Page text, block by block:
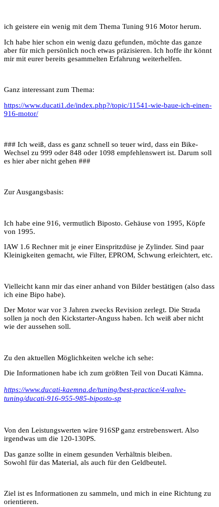
ich geistere ein wenig mit dem Thema Tuning 916 Motor herum.
Ich habe hier schon ein wenig dazu gefunden, möchte das ganze
aber für mich persönlich noch etwas präzisieren. Ich hoffe ihr könnt
mir mit eurer bereits gesammelten Erfahrung weiterhelfen.
Ganz interessant zum Thema:
https://www.ducati1.de/index.php?/topic/11541-wie-baue-ich-einen-
916-motor/
### Ich weiß, dass es ganz schnell so teuer wird, dass ein Bike-
Wechsel zu 999 oder 848 oder 1098 empfehlenswert ist. Darum soll
es hier aber nicht gehen ###
Zur Ausgangsbasis:
Ich habe eine 916, vermutlich Biposto. Gehäuse von 1995, Köpfe
von 1995.
IAW 1.6 Rechner mit je einer Einspritzdüse je Zylinder. Sind paar
Kleinigkeiten gemacht, wie Filter, EPROM, Schwung erleichtert, etc.
Vielleicht kann mir das einer anhand von Bilder bestätigen (also dass
ich eine Bipo habe).
Der Motor war vor 3 Jahren zwecks Revision zerlegt. Die Strada
sollen ja noch den Kickstarter-Anguss haben. Ich weiß aber nicht
wie der aussehen soll.
Zu den aktuellen Möglichkeiten welche ich sehe:
Die Informationen habe ich zum größten Teil von Ducati Kämna.
https://www.ducati-kaemna.de/tuning/best-practice/4-valve-
tuning/ducati-916-955-985-biposto-sp
Von den Leistungswerten wäre 916SP ganz erstrebenswert. Also
irgendwas um die 120-130PS.
Das ganze sollte in einem gesunden Verhältnis bleiben.
Sowohl für das Material, als auch für den Geldbeutel.
Ziel ist es Informationen zu sammeln, und mich in eine Richtung zu
orientieren.